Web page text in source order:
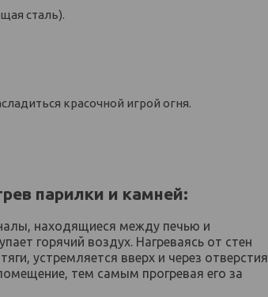
сталь).
красочной игрой огня.
парилки и камней:
находящиеся между печью и
горячий воздух. Нагреваясь от стен
устремляется вверх и через отверстия
тем самым прогревая его за